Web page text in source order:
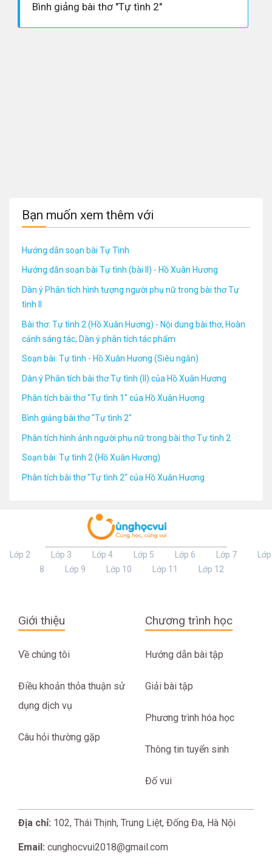
Bình giảng bài thơ "Tự tình 2"
Bạn muốn xem thêm với
Hướng dẫn soạn bài Tự Tình
Hướng dẫn soạn bài Tự tình (bài II) - Hồ Xuân Hương
Dàn ý Phân tích hình tượng người phụ nữ trong bài thơ Tự
tình II
Bài thơ: Tự tình 2 (Hồ Xuân Hương) - Nội dung bài thơ, Hoàn
cảnh sáng tác, Dàn ý phân tích tác phẩm
Soạn bài: Tự tình - Hồ Xuân Hương (Siêu ngắn)
Dàn ý Phân tích bài thơ Tự tình (II) của Hồ Xuân Hương
Phân tích bài thơ "Tự tình 1" của Hồ Xuân Hương
Bình giảng bài thơ "Tự tình 2"
Phân tích hình ảnh người phụ nữ trong bài thơ Tự tình 2
Soạn bài: Tự tình 2 (Hồ Xuân Hương)
Phân tích bài thơ "Tự tình 2" của Hồ Xuân Hương
Lớp 2 Lớp 3 Lớp 4 Lớp 5 Lớp 6 Lớp 7
Lớp
8
Lớp 9 Lớp 10 Lớp 11 Lớp 12
Giới thiệu
Về chúng tôi
Điều khoản thỏa thuận sử
dụng dịch vụ
Câu hỏi thường gặp
Chương trình học
Hướng dẫn bài tập
Giải bài tập
Phương trình hóa học
Thông tin tuyển sinh
Đố vui
Địa chỉ: 102, Thái Thịnh, Trung Liệt, Đống Đa, Hà Nội
Email: cunghocvui2018@gmail.com